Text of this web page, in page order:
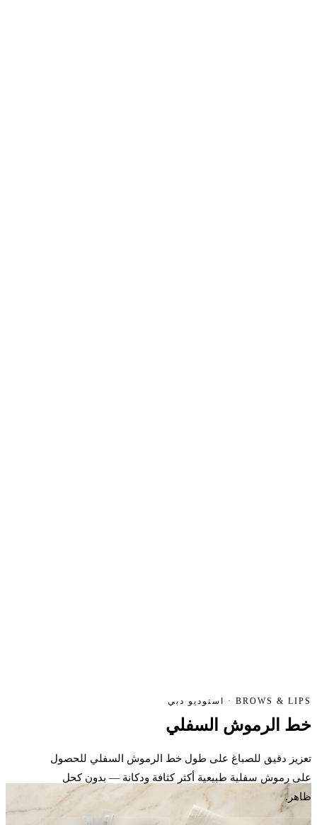
BROWS & LIPS · استوديو دبي
خط الرموش السفلي
تعزيز دقيق للصباغ على طول خط الرموش السفلي للحصول
على رموش سفلية طبيعية أكثر كثافة ودكانة — بدون كحل
ظاهر.